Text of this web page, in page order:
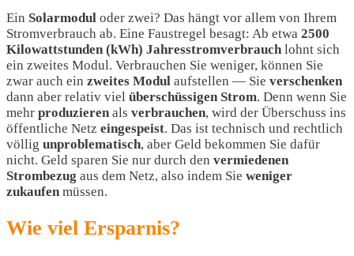
Ein Solarmodul oder zwei? Das hängt vor allem von Ihrem
Stromverbrauch ab. Eine Faustregel besagt: Ab etwa 2500
Kilowattstunden (kWh) Jahresstromverbrauch lohnt sich
ein zweites Modul. Verbrauchen Sie weniger, können Sie
zwar auch ein zweites Modul aufstellen — Sie verschenken
dann aber relativ viel überschüssigen Strom. Denn wenn Sie
mehr produzieren als verbrauchen, wird der Überschuss ins
öffentliche Netz eingespeist. Das ist technisch und rechtlich
völlig unproblematisch, aber Geld bekommen Sie dafür
nicht. Geld sparen Sie nur durch den vermiedenen
Strombezug aus dem Netz, also indem Sie weniger
zukaufen müssen.
Wie viel Ersparnis?